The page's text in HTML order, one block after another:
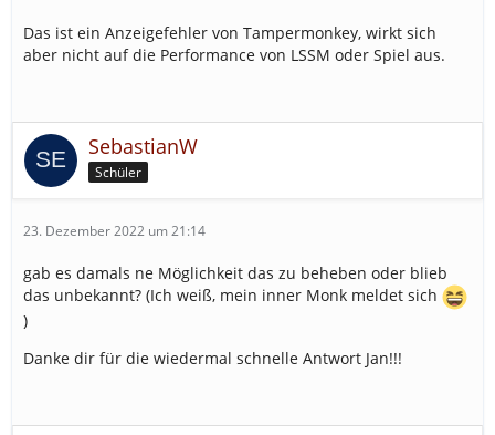
Das ist ein Anzeigefehler von Tampermonkey, wirkt sich
aber nicht auf die Performance von LSSM oder Spiel aus.
SebastianW
Schüler
23. Dezember 2022 um 21:14
gab es damals ne Möglichkeit das zu beheben oder blieb
das unbekannt? (Ich weiß, mein inner Monk meldet sich
)
Danke dir für die wiedermal schnelle Antwort Jan!!!